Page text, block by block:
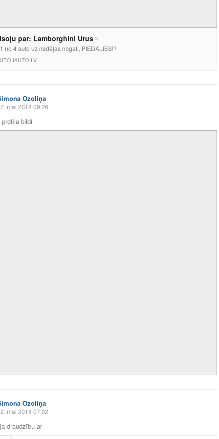
par: Lamborghini Urus
no 4 auto uz nedēļas nogali, PIEDALIES!?
Ozoliņa
mai 2018 09:26
bildi
Ozoliņa
mai 2018 07:02
draudzību ar